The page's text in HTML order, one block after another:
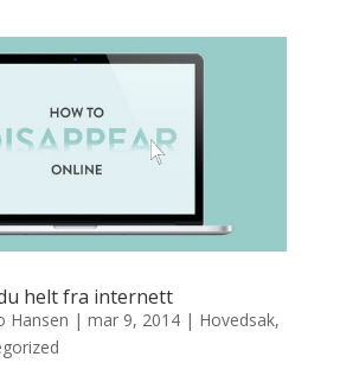
helt fra internett
Hansen | mar 9, 2014| Hovedsak,